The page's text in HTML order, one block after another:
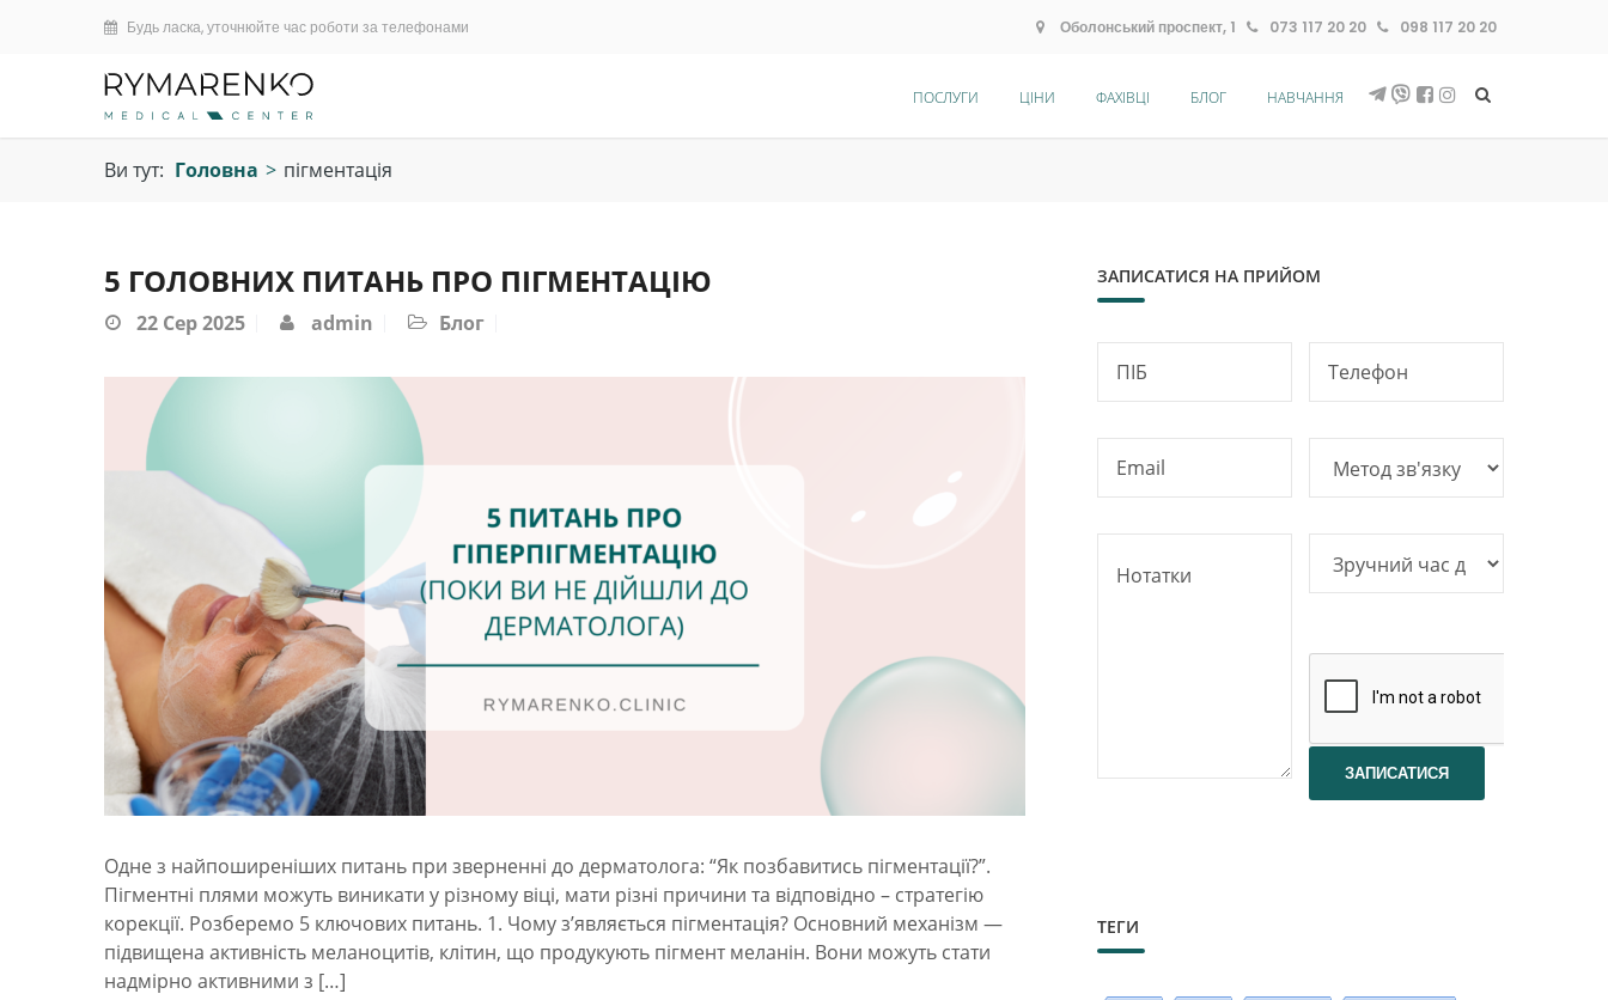
Будь ласка, уточнюйте час роботи за телефонами Оболонський проспект, 1 073 117 20 20 098 117 20 20
ПОСЛУГИ ЦІНИ ФАХІВЦІ БЛОГ НАВЧАННЯ
Ви тут: Головна > пігментація
5 ГОЛОВНИХ ПИТАНЬ ПРО ПІГМЕНТАЦІЮ
22 Сер 2025 admin Блог
Одне з найпоширеніших питань при зверненні до дерматолога: “Як позбавитись пігментації?”.
Пігментні плями можуть виникати у різному віці, мати різні причини та відповідно – стратегію
корекції. Розберемо 5 ключових питань. 1. Чому з’являється пігментація? Основний механізм —
підвищена активність меланоцитів, клітин, що продукують пігмент меланін. Вони можуть стати
надмірно активними з […]
ЗАПИСАТИСЯ НА ПРИЙОМ
ТЕГИ